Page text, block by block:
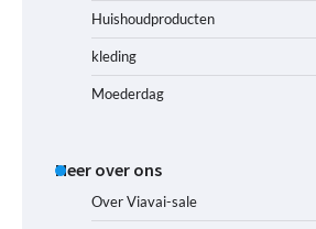
Huishoudproducten
kleding
Moederdag
Meer over ons
Over Viavai-sale